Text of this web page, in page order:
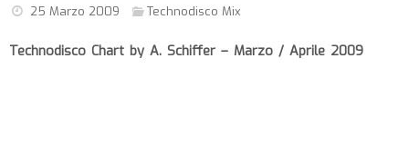
25 Marzo 2009 Technodisco Mix
Technodisco Chart by A. Schiffer – Marzo / Aprile 2009